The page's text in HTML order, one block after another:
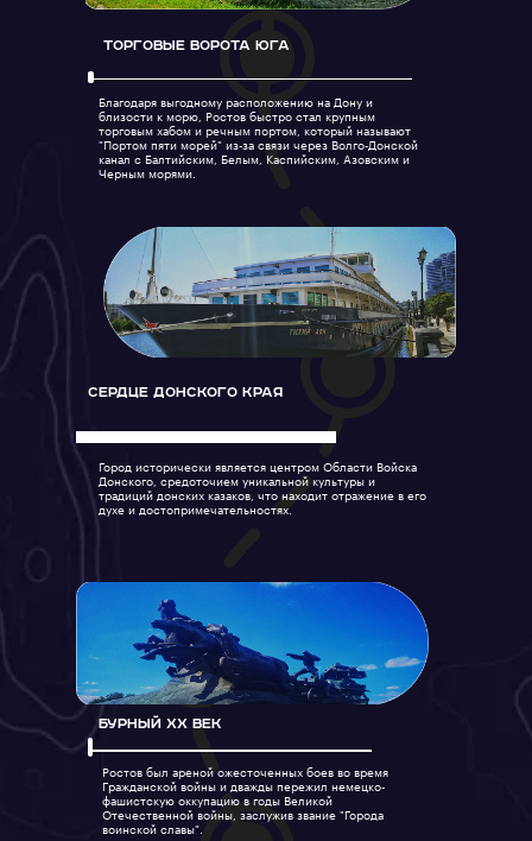
Сердце Донского Края
Бурный XX Век
Город исторически является центром Области Войска
Донского, средоточием уникальной культуры и
традиций донских казаков, что находит отражение в его
духе и достопримечательностях.
Благодаря выгодному расположению на Дону и
близости к морю, Ростов быстро стал крупным
торговым хабом и речным портом, который называют
"Портом пяти морей" из-за связи через Волго-Донской
канал с Балтийским, Белым, Каспийским, Азовским и
Черным морями.
Ростов был ареной ожесточенных боев во время
Гражданской войны и дважды пережил немецко-
фашистскую оккупацию в годы Великой
Отечественной войны, заслужив звание "Города
воинской славы".
Торговые Ворота Юга